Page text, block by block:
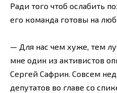
Ради того чтоб ослабить
его команда готовы на
— Для нас чем хуже, тем
мне один из активистов
Сергей Сафрин. Совсем
депутатов во главе со